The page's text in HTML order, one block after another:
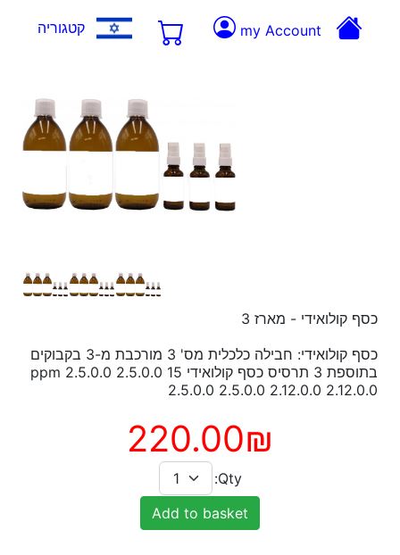
קטגוריה my Account
כסף קולואידי - מארז 3
כסף קולואידי: חבילה כלכלית מס' 3 מורכבת מ-3 בקבוקים
בתוספת 3 תרסיס כסף קולואידי 15 ppm 2.5.0.0 2.5.0.0
2.5.0.0 2.5.0.0 2.12.0.0 2.12.0.0
220.00₪
Qty:
Add to basket